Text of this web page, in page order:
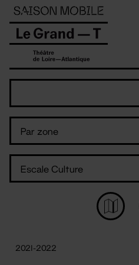
Panneau de gestion des cookies